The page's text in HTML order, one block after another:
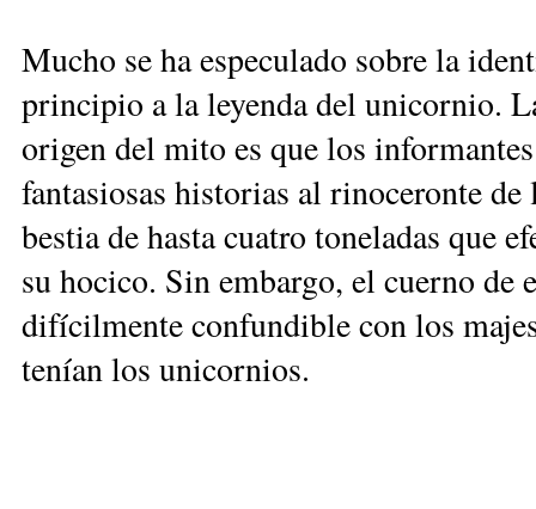
Mucho se ha especulado sobre la
principio a la leyenda del unicornio.
origen del mito es que los
fantasiosas historias al rinoceronte
bestia de hasta cuatro toneladas que
su hocico. Sin embargo, el cuerno de
difícilmente confundible con los
tenían los unicornios.